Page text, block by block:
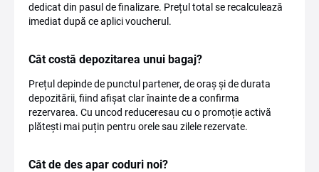
dedicat din pasul de finalizare. Prețul total se recalculează
imediat după ce aplici voucherul.
Cât costă depozitarea unui bagaj?
Prețul depinde de punctul partener, de oraș și de durata
depozitării, fiind afișat clar înainte de a confirma
rezervarea. Cu uncod reduceresau cu o promoție activă
plătești mai puțin pentru orele sau zilele rezervate.
Cât de des apar coduri noi?